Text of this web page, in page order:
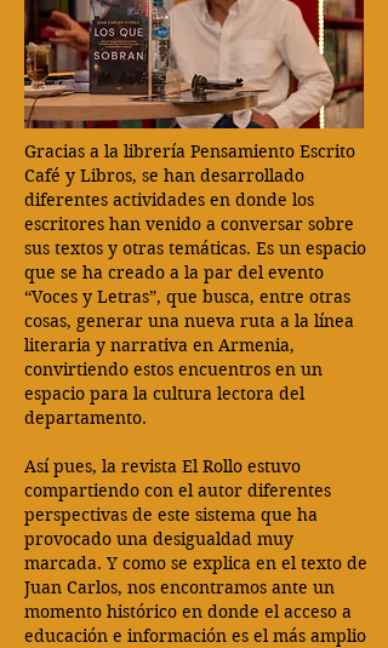
Gracias a la librería Pensamiento Escrito
Café y Libros, se han desarrollado
diferentes actividades en donde los
escritores han venido a conversar sobre
sus textos y otras temáticas. Es un espacio
que se ha creado a la par del evento
“Voces y Letras”, que busca, entre otras
cosas, generar una nueva ruta a la línea
literaria y narrativa en Armenia,
convirtiendo estos encuentros en un
espacio para la cultura lectora del
departamento.
Así pues, la revista El Rollo estuvo
compartiendo con el autor diferentes
perspectivas de este sistema que ha
provocado una desigualdad muy
marcada. Y como se explica en el texto de
Juan Carlos, nos encontramos ante un
momento histórico en donde el acceso a
educación e información es el más amplio